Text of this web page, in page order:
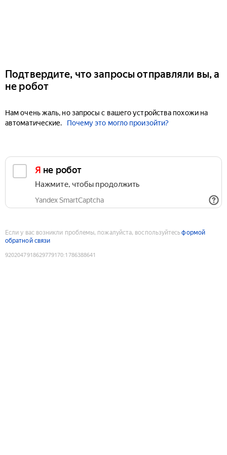
Подтвердите, что запросы отправляли вы, а
не робот
Нам очень жаль, но запросы с вашего устройства похожи на
автоматические.
Почему это могло произойти?
Я не робот
Нажмите, чтобы продолжить
Yandex SmartCaptcha
Если у вас возникли проблемы, пожалуйста, воспользуйтесьформой
обратной связи
9202047918629779170:1786388641